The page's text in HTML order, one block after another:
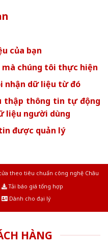
của bạn
chúng tôi thực hiện
nhận dữ liệu từ đó
thập thông tin tự động
liệu người dùng
được quản lý
theo tiêu chuẩn công nghệ Châu
Tải báo giá tổng hợp
Dành cho đại lý
HÀNG